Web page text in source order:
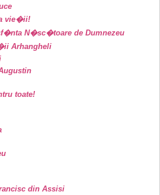
vie�ii!
N�sc�toare de Dumnezeu
Arhangheli
toate!
din Assisi